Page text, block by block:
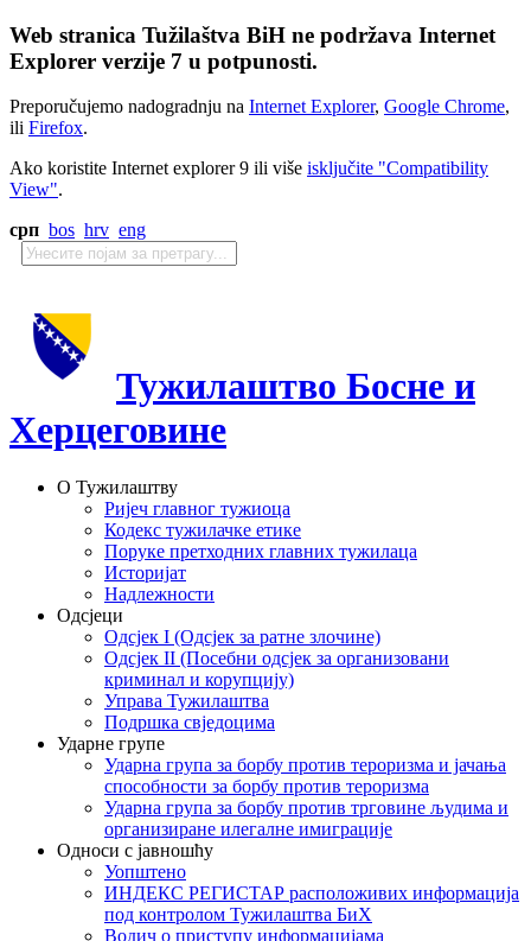
Web stranica Tužilaštva BiH ne podržava Internet
Explorer verzije 7 u potpunosti.
Preporučujemo nadogradnju na Internet Explorer, Google Chrome,
ili Firefox.
Ako koristite Internet explorer 9 ili više isključite "Compatibility
View".
срп bos hrv eng
Тужилаштво Босне и
Херцеговине
О Тужилаштву
Ријеч главног тужиоца
Кодекс тужилачке етике
Поруке претходних главних тужилаца
Историјат
Надлежности
Одсјеци
Одсјек I (Одсјек за ратне злочине)
Одсјек II (Посебни одсјек за организовани
криминал и корупцију)
Управа Тужилаштва
Подршка свједоцима
Ударне групе
Ударна група за борбу против тероризма и јачања
способности за борбу против тероризма
Ударна група за борбу против трговине људима и
организиране илегалне имиграције
Односи с јавношћу
Уопштено
ИНДЕКС РЕГИСТАР расположивих информација
под контролом Тужилаштва БиХ
Водич о приступу информацијама